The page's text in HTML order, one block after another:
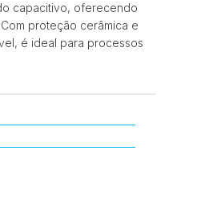
capacitivo, oferecendo
proteção cerâmica e
é ideal para processos